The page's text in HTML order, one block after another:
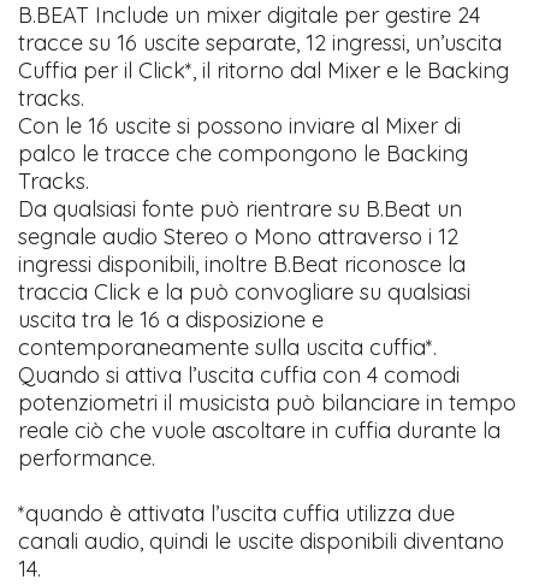
B.BEAT Include un mixer digitale per gestire 24
tracce su 16 uscite separate, 12 ingressi, un’uscita
Cuffia per il Click*, il ritorno dal Mixer e le Backing
tracks.
Con le 16 uscite si possono inviare al Mixer di
palco le tracce che compongono le Backing
Tracks.
Da qualsiasi fonte può rientrare su B.Beat un
segnale audio Stereo o Mono attraverso i 12
ingressi disponibili, inoltre B.Beat riconosce la
traccia Click e la può convogliare su qualsiasi
uscita tra le 16 a disposizione e
contemporaneamente sulla uscita cuffia*.
Quando si attiva l’uscita cuffia con 4 comodi
potenziometri il musicista può bilanciare in tempo
reale ciò che vuole ascoltare in cuffia durante la
performance.
*quando è attivata l’uscita cuffia utilizza due
canali audio, quindi le uscite disponibili diventano
14.